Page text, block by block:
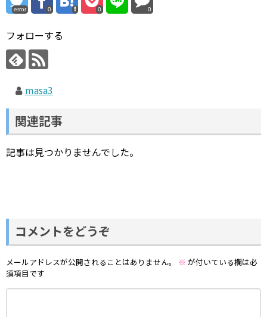
error 0 0 0
フォローする
masa3
関連記事
記事は見つかりませんでした。
コメントをどうぞ
メールアドレスが公開されることはありません。 ※ が付いている欄は必
須項目です